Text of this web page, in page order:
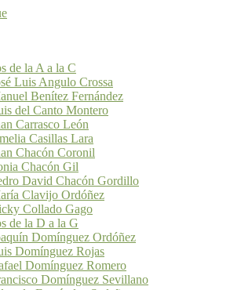
de la A a la C
Luis Angulo Crossa
Benítez Fernández
del Canto Montero
Carrasco León
Casillas Lara
Chacón Coronil
Chacón Gil
David Chacón Gordillo
Clavijo Ordóñez
Collado Gago
de la D a la G
Domínguez Ordóñez
Domínguez Rojas
Domínguez Romero
Domínguez Sevillano